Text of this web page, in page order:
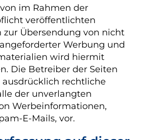
im Rahmen der
veröffentlichten
zur Übersendung von nicht
Werbung und
wird hiermit
Die Betreiber der Seiten
rechtliche
der unverlangten
Werbeinformationen,
E-Mails, vor.